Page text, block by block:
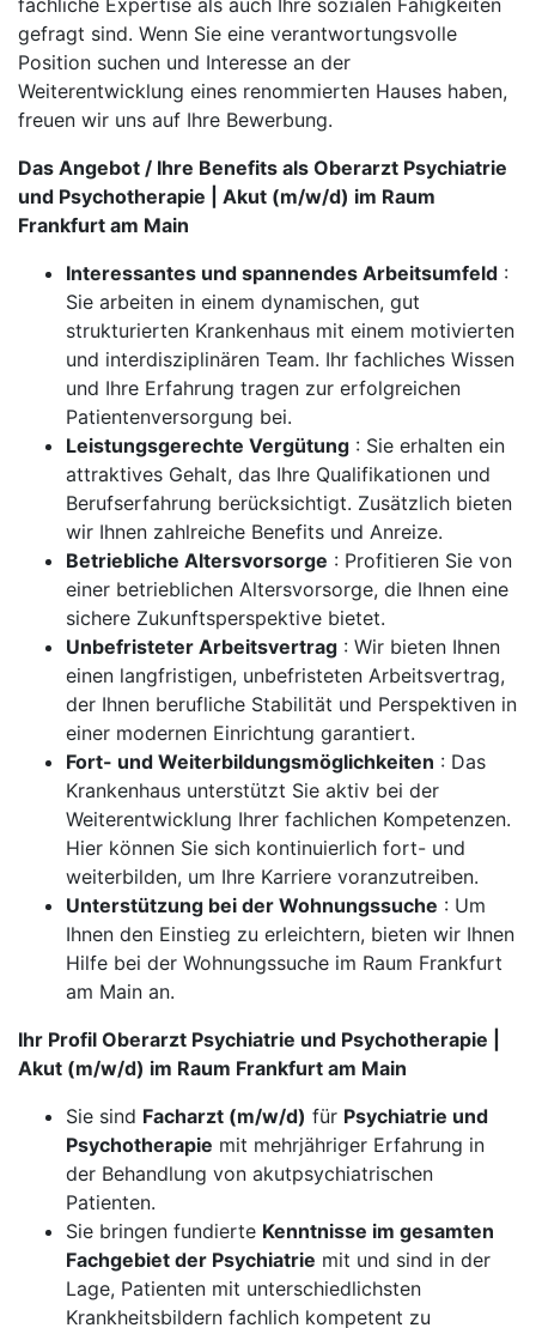
fachliche Expertise als auch Ihre sozialen Fähigkeiten
gefragt sind. Wenn Sie eine verantwortungsvolle
Position suchen und Interesse an der
Weiterentwicklung eines renommierten Hauses haben,
freuen wir uns auf Ihre Bewerbung.
Das Angebot / Ihre Benefits als Oberarzt Psychiatrie
und Psychotherapie | Akut (m/w/d) im Raum
Frankfurt am Main
Interessantes und spannendes Arbeitsumfeld :
Sie arbeiten in einem dynamischen, gut
strukturierten Krankenhaus mit einem motivierten
und interdisziplinären Team. Ihr fachliches Wissen
und Ihre Erfahrung tragen zur erfolgreichen
Patientenversorgung bei.
Leistungsgerechte Vergütung : Sie erhalten ein
attraktives Gehalt, das Ihre Qualifikationen und
Berufserfahrung berücksichtigt. Zusätzlich bieten
wir Ihnen zahlreiche Benefits und Anreize.
Betriebliche Altersvorsorge : Profitieren Sie von
einer betrieblichen Altersvorsorge, die Ihnen eine
sichere Zukunftsperspektive bietet.
Unbefristeter Arbeitsvertrag : Wir bieten Ihnen
einen langfristigen, unbefristeten Arbeitsvertrag,
der Ihnen berufliche Stabilität und Perspektiven in
einer modernen Einrichtung garantiert.
Fort- und Weiterbildungsmöglichkeiten : Das
Krankenhaus unterstützt Sie aktiv bei der
Weiterentwicklung Ihrer fachlichen Kompetenzen.
Hier können Sie sich kontinuierlich fort- und
weiterbilden, um Ihre Karriere voranzutreiben.
Unterstützung bei der Wohnungssuche : Um
Ihnen den Einstieg zu erleichtern, bieten wir Ihnen
Hilfe bei der Wohnungssuche im Raum Frankfurt
am Main an.
Ihr Profil Oberarzt Psychiatrie und Psychotherapie |
Akut (m/w/d) im Raum Frankfurt am Main
Sie sind Facharzt (m/w/d) für Psychiatrie und
Psychotherapie mit mehrjähriger Erfahrung in
der Behandlung von akutpsychiatrischen
Patienten.
Sie bringen fundierte Kenntnisse im gesamten
Fachgebiet der Psychiatrie mit und sind in der
Lage, Patienten mit unterschiedlichsten
Krankheitsbildern fachlich kompetent zu